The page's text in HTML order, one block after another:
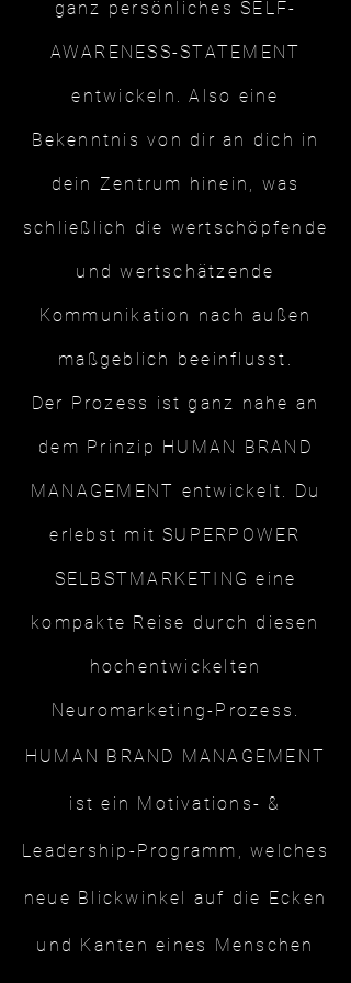
ganz persönliches SELF-
AWARENESS-STATEMENT
entwickeln. Also eine
Bekenntnis von dir an dich in
dein Zentrum hinein, was
schließlich die wertschöpfende
und wertschätzende
Kommunikation nach außen
maßgeblich beeinflusst.
Der Prozess ist ganz nahe an
dem Prinzip HUMAN BRAND
MANAGEMENT entwickelt. Du
erlebst mit SUPERPOWER
SELBSTMARKETING eine
kompakte Reise durch diesen
hochentwickelten
Neuromarketing-Prozess.
HUMAN BRAND MANAGEMENT
ist ein Motivations- &
Leadership-Programm, welches
neue Blickwinkel auf die Ecken
und Kanten eines Menschen